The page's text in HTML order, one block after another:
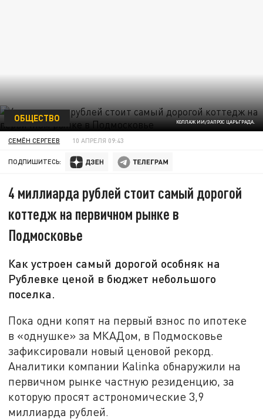
КОЛЛАЖ ИИ/ЗАПРОС ЦАРЬГРАДА.
ОБЩЕСТВО
СЕМЁН СЕРГЕЕВ 10 АПРЕЛЯ 09:43
ПОДПИШИТЕСЬ:
4 миллиарда рублей стоит самый дорогой
коттедж на первичном рынке в
Подмосковье
Как устроен самый дорогой особняк на
Рублевке ценой в бюджет небольшого
поселка.
Пока одни копят на первый взнос по ипотеке
в «однушке» за МКАДом, в Подмосковье
зафиксировали новый ценовой рекорд.
Аналитики компании Kalinka обнаружили на
первичном рынке частную резиденцию, за
которую просят астрономические 3,9
миллиарда рублей.